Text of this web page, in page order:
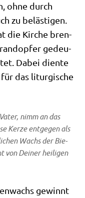
ohne durch
zu belä­sti­gen.
die Kir­che bren­
gedeu­
Dabei dien­te
das lit­ur­gi­sche
nimm an das
Ker­ze ent­ge­gen als
Wachs der Bie­
von Dei­ner hei­li­gen
gewinnt